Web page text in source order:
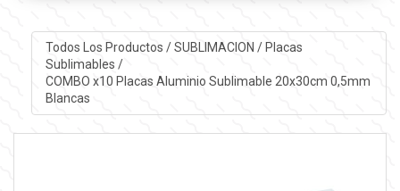
Todos Los Productos /SUBLIMACION / Placas
Sublimables /
COMBO x10 Placas Aluminio Sublimable 20x30cm 0,5mm
Blancas